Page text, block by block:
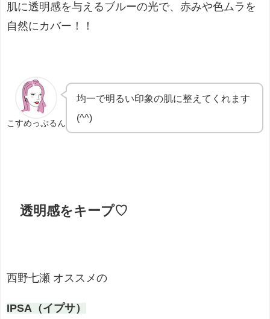
肌に透明感を与えるブルーの光で、赤みや色ムラを
自然にカバー！！
こすめっぷるん
均一で明るい印象の肌に整えてくれます
(^^)
透明感をキープ♡
西野七瀬 オススメの
IPSA（イプサ）